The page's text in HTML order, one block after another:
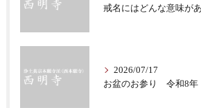
2026/07/17
お盆のお参り 令和8年